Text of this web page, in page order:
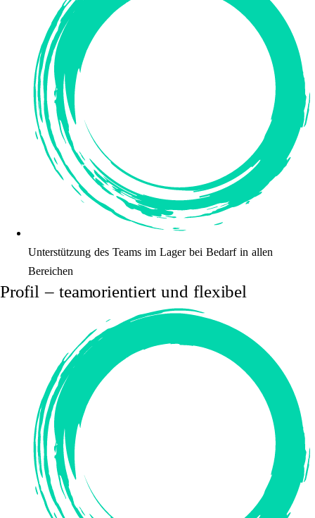
Unterstützung des Teams im Lager bei Bedarf in allen
Bereichen
Profil – teamorientiert und flexibel